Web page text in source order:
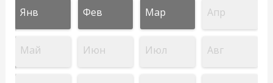
Янв Фев Мар Апр
Май Июн Июл Авг